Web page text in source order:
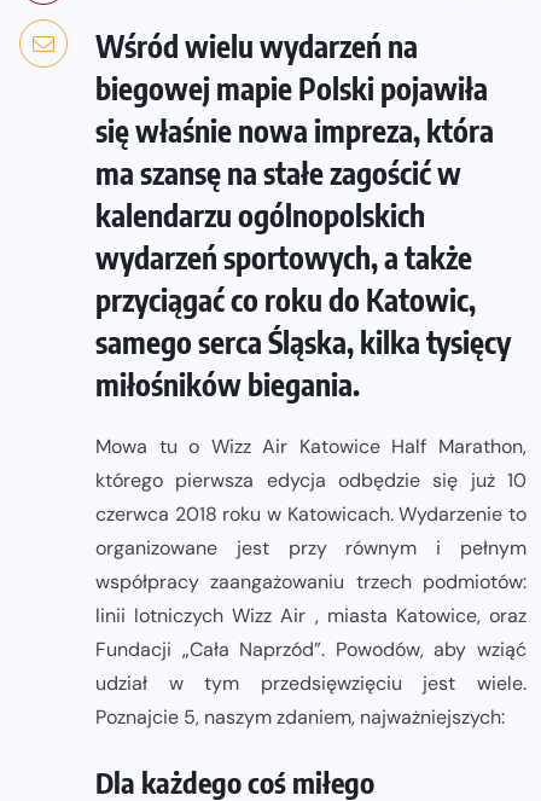
Wśród wielu wydarzeń na
biegowej mapie Polski pojawiła
się właśnie nowa impreza, która
ma szansę na stałe zagościć w
kalendarzu ogólnopolskich
wydarzeń sportowych, a także
przyciągać co roku do Katowic,
samego serca Śląska, kilka tysięcy
miłośników biegania.
Mowa tu o Wizz Air Katowice Half Marathon,
którego pierwsza edycja odbędzie się już 10
czerwca 2018 roku w Katowicach. Wydarzenie to
organizowane jest przy równym i pełnym
współpracy zaangażowaniu trzech podmiotów:
linii lotniczych Wizz Air , miasta Katowice, oraz
Fundacji „Cała Naprzód”. Powodów, aby wziąć
udział w tym przedsięwzięciu jest wiele.
Poznajcie 5, naszym zdaniem, najważniejszych:
Dla każdego coś miłego